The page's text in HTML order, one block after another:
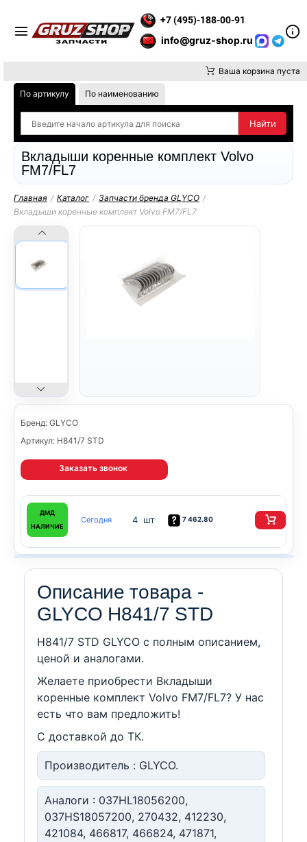
+7 (495)-188-00-91
info@gruz-shop.ru
Ваша корзина пуста
По артикулу По наименованию
Вкладыши коренные комплект Volvo
FM7/FL7
Главная / Каталог / Запчасти бренда GLYCO /
Вкладыши коренные комплект Volvo FM7/FL7
Бренд: GLYCO
Артикул: H841/7 STD
Заказать звонок
ДМД
НАЛИЧИЕ
Сегодня 4 шт 7 462.80
Описание товара -
GLYCO H841/7 STD
H841/7 STD GLYCO c полным описанием,
ценой и аналогами.
Желаете приобрести Вкладыши
коренные комплект Volvo FM7/FL7? У нас
есть что вам предложить!
С доставкой до ТК.
Производитель : GLYCO.
Аналоги : 037HL18056200,
037HS18057200, 270432, 412230,
421084, 466817, 466824, 471871,